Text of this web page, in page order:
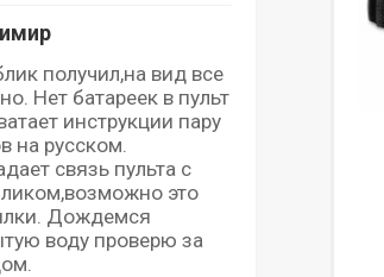
получил,на вид все
Нет батареек в пульт
инструкции пару
на русском.
связь пульта с
это
Дождемся
воду проверю за